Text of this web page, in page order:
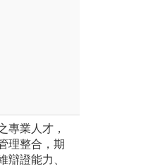
專業人才，
理整合，期
辯證能力、